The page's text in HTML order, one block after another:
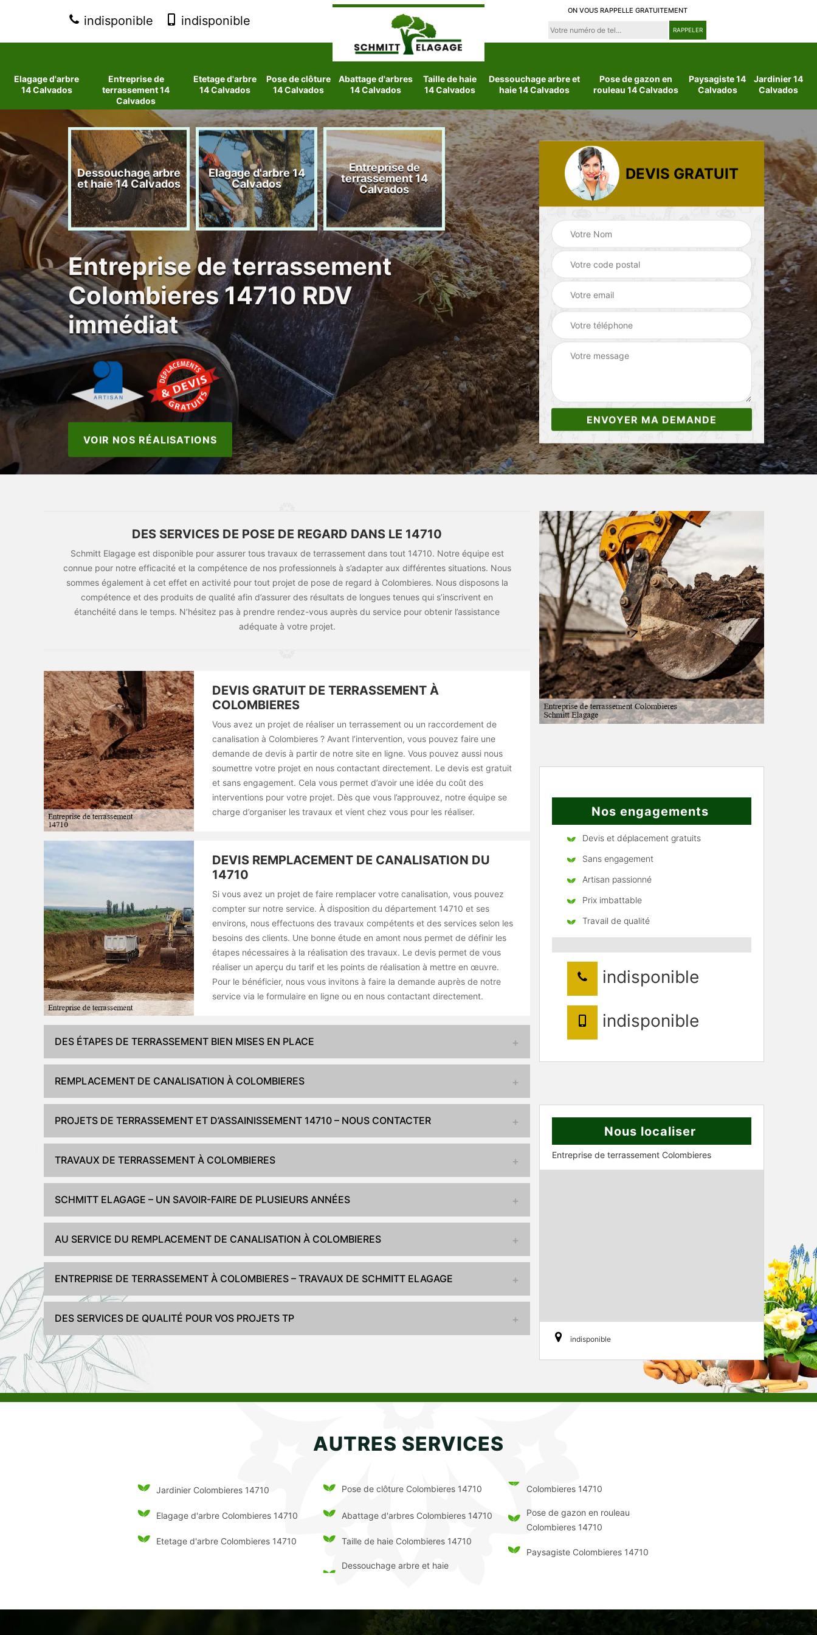
indisponible indisponible
ON VOUS RAPPELLE GRATUITEMENT
Elagage d'arbre
14 Calvados
Entreprise de
terrassement 14
Calvados
Etetage d'arbre
14 Calvados
Pose de clôture
14 Calvados
Abattage d'arbres
14 Calvados
Taille de haie
14 Calvados
Dessouchage arbre et
haie 14 Calvados
Pose de gazon en
rouleau 14 Calvados
Paysagiste 14
Calvados
Jardinier 14
Calvados
d'arbres
Dessouchage arbre
et haie 14 Calvados
Elagage d'arbre 14
Calvados
Entreprise de
terrassement 14
Calvados
Etetage d'arbre 14
Calvados
Jardinier 14
Calvados
Paysagiste 14
Calvados
Entreprise de terrassement
Colombieres 14710 RDV
immédiat
VOIR NOS RÉALISATIONS
DEVIS GRATUIT
DES SERVICES DE POSE DE REGARD DANS LE 14710
Schmitt Elagage est disponible pour assurer tous travaux de terrassement dans tout 14710. Notre équipe est
connue pour notre efficacité et la compétence de nos professionnels à s’adapter aux différentes situations. Nous
sommes également à cet effet en activité pour tout projet de pose de regard à Colombieres. Nous disposons la
compétence et des produits de qualité afin d’assurer des résultats de longues tenues qui s’inscrivent en
étanchéité dans le temps. N’hésitez pas à prendre rendez-vous auprès du service pour obtenir l’assistance
adéquate à votre projet.
DEVIS GRATUIT DE TERRASSEMENT À
COLOMBIERES
Vous avez un projet de réaliser un terrassement ou un raccordement de
canalisation à Colombieres ? Avant l’intervention, vous pouvez faire une
demande de devis à partir de notre site en ligne. Vous pouvez aussi nous
soumettre votre projet en nous contactant directement. Le devis est gratuit
et sans engagement. Cela vous permet d’avoir une idée du coût des
interventions pour votre projet. Dès que vous l’approuvez, notre équipe se
charge d’organiser les travaux et vient chez vous pour les réaliser.
DEVIS REMPLACEMENT DE CANALISATION DU
14710
Si vous avez un projet de faire remplacer votre canalisation, vous pouvez
compter sur notre service. À disposition du département 14710 et ses
environs, nous effectuons des travaux compétents et des services selon les
besoins des clients. Une bonne étude en amont nous permet de définir les
étapes nécessaires à la réalisation des travaux. Le devis permet de vous
réaliser un aperçu du tarif et les points de réalisation à mettre en œuvre.
Pour le bénéficier, nous vous invitons à faire la demande auprès de notre
service via le formulaire en ligne ou en nous contactant directement.
DES ÉTAPES DE TERRASSEMENT BIEN MISES EN PLACE
REMPLACEMENT DE CANALISATION À COLOMBIERES
PROJETS DE TERRASSEMENT ET D’ASSAINISSEMENT 14710 – NOUS CONTACTER
TRAVAUX DE TERRASSEMENT À COLOMBIERES
SCHMITT ELAGAGE – UN SAVOIR-FAIRE DE PLUSIEURS ANNÉES
AU SERVICE DU REMPLACEMENT DE CANALISATION À COLOMBIERES
ENTREPRISE DE TERRASSEMENT À COLOMBIERES – TRAVAUX DE SCHMITT ELAGAGE
DES SERVICES DE QUALITÉ POUR VOS PROJETS TP
Nos engagements
Devis et déplacement gratuits
Sans engagement
Artisan passionné
Prix imbattable
Travail de qualité
indisponible
indisponible
Nous localiser
Entreprise de terrassement Colombieres
indisponible
AUTRES SERVICES
Jardinier Colombieres 14710
Elagage d'arbre Colombieres 14710
Etetage d'arbre Colombieres 14710
Pose de clôture Colombieres 14710
Abattage d'arbres Colombieres 14710
Taille de haie Colombieres 14710
Dessouchage arbre et haie
Colombieres 14710
Pose de gazon en rouleau
Colombieres 14710
Paysagiste Colombieres 14710